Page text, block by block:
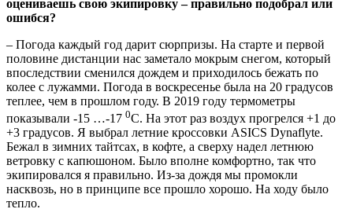
оцениваешь свою экипировку – правильно подобрал или
ошибся?
– Погода каждый год дарит сюрпризы. На старте и первой
половине дистанции нас заметало мокрым снегом, который
впоследствии сменился дождем и приходилось бежать по
колее с лужамми. Погода в воскресенье была на 20 градусов
теплее, чем в прошлом году. В 2019 году термометры
показывали -15 …-17 0С. На этот раз воздух прогрелся +1 до
+3 градусов. Я выбрал летние кроссовки ASICS Dynaflyte.
Бежал в зимних тайтсах, в кофте, а сверху надел летнюю
ветровку с капюшоном. Было вполне комфортно, так что
экипировался я правильно. Из-за дождя мы промокли
насквозь, но в принципе все прошло хорошо. На ходу было
тепло.